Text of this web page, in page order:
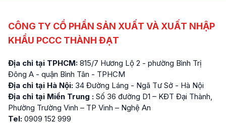
CÔNG TY CỔ PHẦN SẢN XUẤT VÀ XUẤT NHẬP
KHẨU PCCC THÀNH ĐẠT
Địa chỉ tại TPHCM: 815/7 Hương Lộ 2 - phường Bình Trị
Đông A - quận Bình Tân - TPHCM
Địa chỉ tại Hà Nội: 34 Đường Láng - Ngã Tư Sở - Hà Nội
Địa chỉ tại Miền Trung : Số 36 đường D1 – KĐT Đại Thành,
Phường Trường Vinh – TP Vinh – Nghệ An
Tel: 0909 152 999